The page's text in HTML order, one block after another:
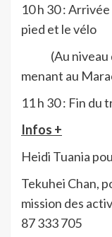
10 h 30: Arrivée
pied et le vélo
(Au niveau
menant au
11 h 30: Fin du
Infos +
Heidi Tuania
Tekuhei Chan,
mission des
87 333 705